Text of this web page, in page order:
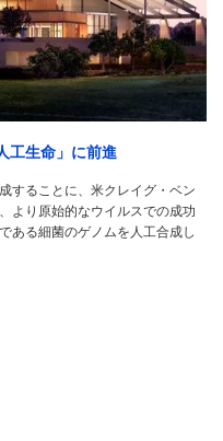
工生命」に前進
することに、米クレイグ・ベン
より原始的なウイルスでの成功
ある細菌のゲノムを人工合成し